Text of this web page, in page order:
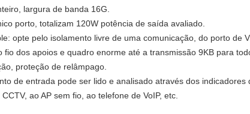
largura de banda 16G.
porto, totalizam 120W potência de saída avaliado.
opte pelo isolamento livre de uma comunicação, do porto de
fio dos apoios e quadro enorme até a transmissão 9KB para
proteção de relâmpago.
de entrada pode ser lido e analisado através dos indicadores
ao AP sem fio, ao telefone de VoIP, etc.